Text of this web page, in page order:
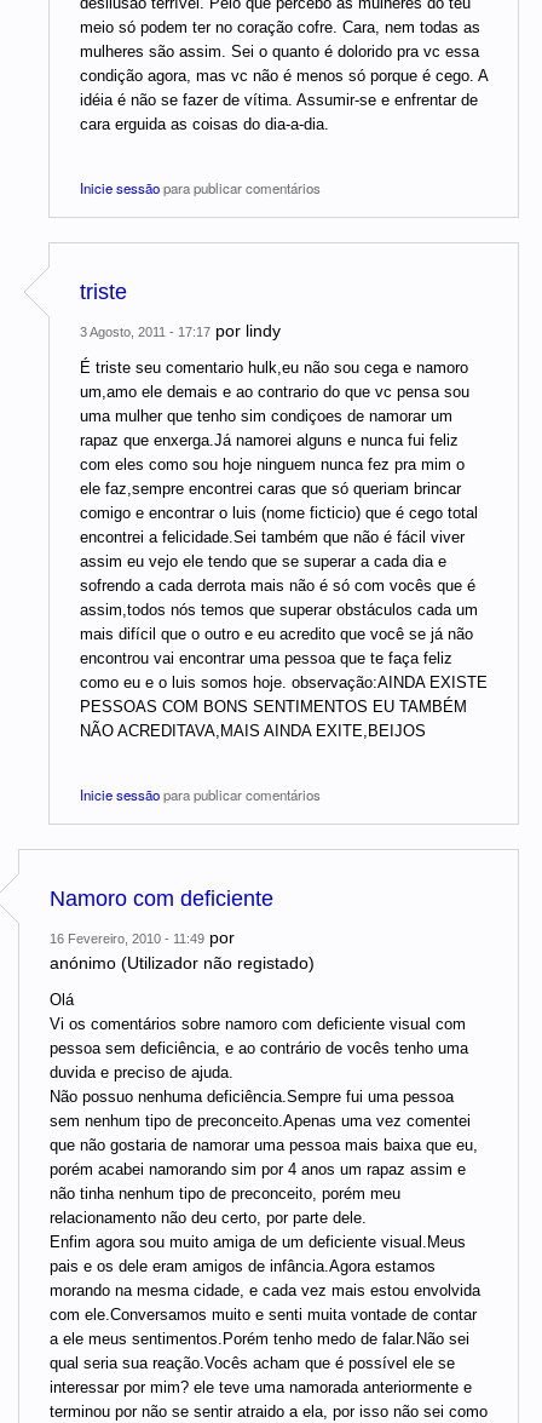
meio só podem ter no coração cofre. Cara, nem todas as
mulheres são assim. Sei o quanto é dolorido pra vc essa
condição agora, mas vc não é menos só porque é cego. A
idéia é não se fazer de vítima. Assumir-se e enfrentar de
cara erguida as coisas do dia-a-dia.
Inicie sessãopara publicar comentários
triste
3 Agosto, 2011 - 17:17 por lindy
É triste seu comentario hulk,eu não sou cega e namoro
um,amo ele demais e ao contrario do que vc pensa sou
uma mulher que tenho sim condiçoes de namorar um
rapaz que enxerga.Já namorei alguns e nunca fui feliz
com eles como sou hoje ninguem nunca fez pra mim o
ele faz,sempre encontrei caras que só queriam brincar
comigo e encontrar o luis (nome ficticio) que é cego total
encontrei a felicidade.Sei também que não é fácil viver
assim eu vejo ele tendo que se superar a cada dia e
sofrendo a cada derrota mais não é só com vocês que é
assim,todos nós temos que superar obstáculos cada um
mais difícil que o outro e eu acredito que você se já não
encontrou vai encontrar uma pessoa que te faça feliz
como eu e o luis somos hoje. observação:AINDA EXISTE
PESSOAS COM BONS SENTIMENTOS EU TAMBÉM
NÃO ACREDITAVA,MAIS AINDA EXITE,BEIJOS
Inicie sessãopara publicar comentários
Namoro com deficiente
16 Fevereiro, 2010 - 11:49 por
anónimo (Utilizador não registado)
Olá
Vi os comentários sobre namoro com deficiente visual com
pessoa sem deficiência, e ao contrário de vocês tenho uma
duvida e preciso de ajuda.
Não possuo nenhuma deficiência.Sempre fui uma pessoa
sem nenhum tipo de preconceito.Apenas uma vez comentei
que não gostaria de namorar uma pessoa mais baixa que eu,
porém acabei namorando sim por 4 anos um rapaz assim e
não tinha nenhum tipo de preconceito, porém meu
relacionamento não deu certo, por parte dele.
Enfim agora sou muito amiga de um deficiente visual.Meus
pais e os dele eram amigos de infância.Agora estamos
morando na mesma cidade, e cada vez mais estou envolvida
com ele.Conversamos muito e senti muita vontade de contar
a ele meus sentimentos.Porém tenho medo de falar.Não sei
qual seria sua reação.Vocês acham que é possível ele se
interessar por mim? ele teve uma namorada anteriormente e
terminou por não se sentir atraido a ela, por isso não sei como